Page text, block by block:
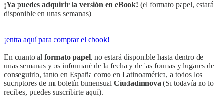
¡Ya puedes adquirir la versión en eBook! (el formato papel, estará
disponible en unas semanas)
¡entra aquí para comprar el ebook!
En cuanto al formato papel, no estará disponible hasta dentro de
unas semanas y os informaré de la fecha y de las formas y lugares de
conseguirlo, tanto en España como en Latinoamérica, a todos los
sucriptores de mi boletín bimensual Ciudadinnova (Si todavía no lo
recibes, puedes suscribirte aquí).